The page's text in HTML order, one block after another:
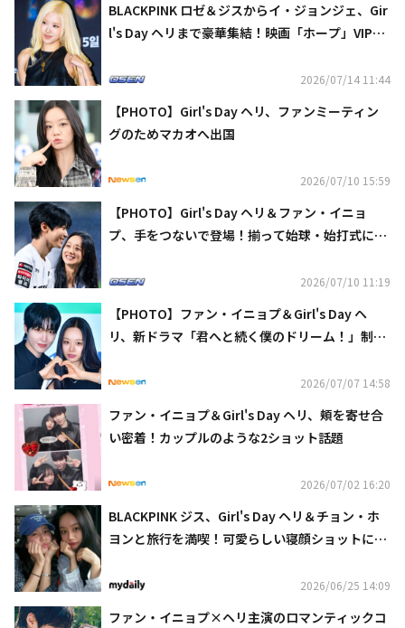
BLACKPINK ロゼ＆ジスからイ・ジョンジェ、Gir
l's Day ヘリまで豪華集結！映画「ホープ」VIP試
2026/07/14 11:44
【PHOTO】Girl's Day ヘリ、ファンミーティン
グのためマカオへ出国
2026/07/10 15:59
【PHOTO】Girl's Day ヘリ＆ファン・イニョ
プ、手をつないで登場！揃って始球・始打式に参
2026/07/10 11:19
【PHOTO】ファン・イニョプ＆Girl's Day ヘ
リ、新ドラマ「君へと続く僕のドリーム！」制作
2026/07/07 14:58
ファン・イニョプ＆Girl's Day ヘリ、頬を寄せ合
い密着！カップルのような2ショット話題
2026/07/02 16:20
BLACKPINK ジス、Girl's Day ヘリ＆チョン・ホ
ヨンと旅行を満喫！可愛らしい寝顔ショットに注
2026/06/25 14:09
ファン・イニョプ×ヘリ主演のロマンティックコ